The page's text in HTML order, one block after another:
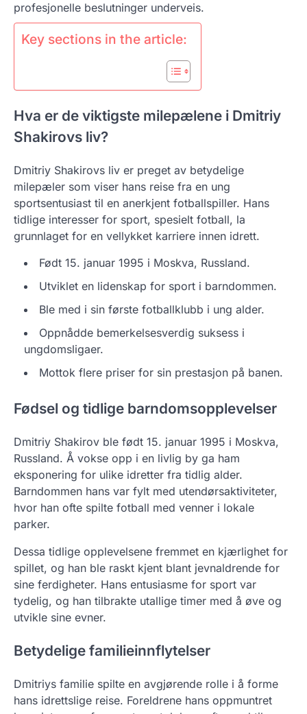
profesjonelle beslutninger underveis.
Key sections in the article:
Hva er de viktigste milepælene i Dmitriy
Shakirovs liv?
Dmitriy Shakirovs liv er preget av betydelige
milepæler som viser hans reise fra en ung
sportsentusiast til en anerkjent fotballspiller. Hans
tidlige interesser for sport, spesielt fotball, la
grunnlaget for en vellykket karriere innen idrett.
Født 15. januar 1995 i Moskva, Russland.
Utviklet en lidenskap for sport i barndommen.
Ble med i sin første fotballklubb i ung alder.
Oppnådde bemerkelsesverdig suksess i
ungdomsligaer.
Mottok flere priser for sin prestasjon på banen.
Fødsel og tidlige barndomsopplevelser
Dmitriy Shakirov ble født 15. januar 1995 i Moskva,
Russland. Å vokse opp i en livlig by ga ham
eksponering for ulike idretter fra tidlig alder.
Barndommen hans var fylt med utendørsaktiviteter,
hvor han ofte spilte fotball med venner i lokale
parker.
Dessa tidlige opplevelsene fremmet en kjærlighet for
spillet, og han ble raskt kjent blant jevnaldrende for
sine ferdigheter. Hans entusiasme for sport var
tydelig, og han tilbrakte utallige timer med å øve og
utvikle sine evner.
Betydelige familieinnflytelser
Dmitriys familie spilte en avgjørende rolle i å forme
hans idrettslige reise. Foreldrene hans oppmuntret